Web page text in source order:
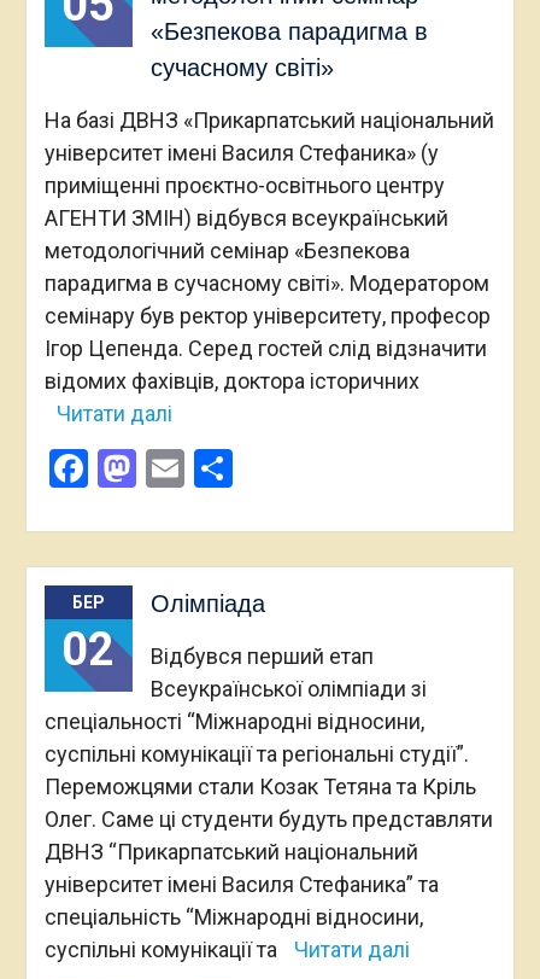
«Безпекова парадигма в
сучасному світі»
На базі ДВНЗ «Прикарпатський національний
університет імені Василя Стефаника» (у
приміщенні проєктно-освітнього центру
АГЕНТИ ЗМІН) відбувся всеукраїнський
методологічний семінар «Безпекова
парадигма в сучасному світі». Модератором
семінару був ректор університету, професор
Ігор Цепенда. Серед гостей слід відзначити
відомих фахівців, доктора історичних
Читати далі
Facebook
Mastodon
EmailПоділитися
БЕР
02
Олімпіада
Відбувся перший етап
Всеукраїнської олімпіади зі
спеціальності “Міжнародні відносини,
суспільні комунікації та регіональні студії”.
Переможцями стали Козак Тетяна та Кріль
Олег. Саме ці студенти будуть представляти
ДВНЗ “Прикарпатський національний
університет імені Василя Стефаника” та
спеціальність “Міжнародні відносини,
суспільні комунікації та
Читати далі